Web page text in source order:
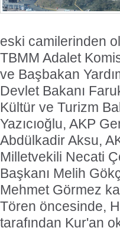
eski camilerinden
TBMM Adalet
ve Başbakan
Devlet Bakanı
Kültür ve Turizm
Yazıcıoğlu, AKP
Abdülkadir Aksu,
Milletvekili Necati
Başkanı Melih
Mehmet Görmez
Tören öncesinde,
tarafından Kur'an